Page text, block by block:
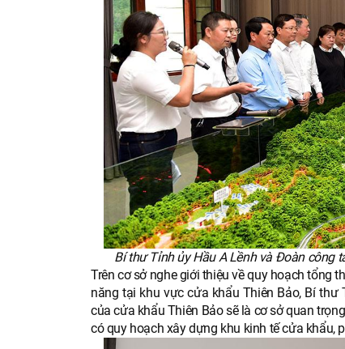
Bí thư Tỉnh ủy Hầu A Lềnh và Đoàn công
Trên cơ sở nghe giới thiệu về quy hoạch tổng
năng tại khu vực cửa khẩu Thiên Bảo, Bí
của cửa khẩu Thiên Bảo sẽ là cơ sở quan
có quy hoạch xây dựng khu kinh tế cửa khẩu,